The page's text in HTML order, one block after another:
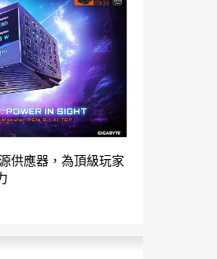
源供應器，為頂級玩家